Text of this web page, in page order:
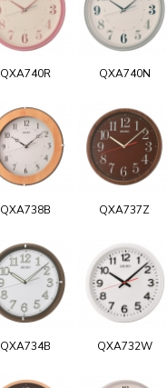
QXA740R QXA740N
QXA738B QXA737Z
QXA734B QXA732W